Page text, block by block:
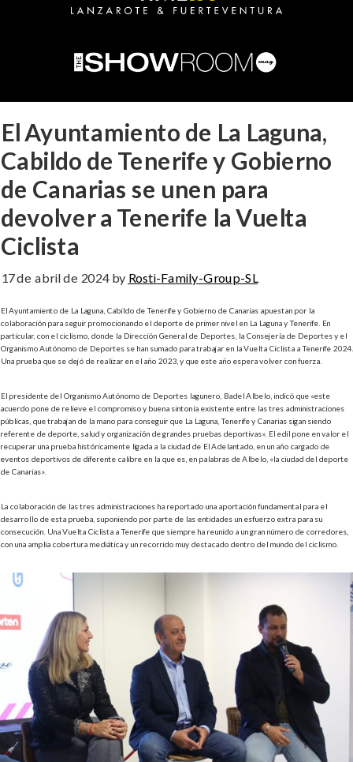
El Ayuntamiento de La Laguna,
Cabildo de Tenerife y Gobierno
de Canarias se unen para
devolver a Tenerife la Vuelta
Ciclista
17 de abril de 2024by Rosti-Family-Group-SL
El Ayuntamiento de La Laguna, Cabildo de Tenerife y Gobierno de Canarias apuestan por la
colaboración para seguir promocionando el deporte de primer nivel en La Laguna y Tenerife. En
particular, con el ciclismo, donde la Dirección General de Deportes, la Consejería de Deportes y el
Organismo Autónomo de Deportes se han sumado para trabajar en la Vuelta Ciclista a Tenerife 2024.
Una prueba que se dejó de realizar en el año 2023, y que este año espera volver con fuerza.
El presidente del Organismo Autónomo de Deportes lagunero, Badel Albelo, indicó que «este
acuerdo pone de relieve el compromiso y buena sintonía existente entre las tres administraciones
públicas, que trabajan de la mano para conseguir que La Laguna, Tenerife y Canarias sigan siendo
referente de deporte, salud y organización de grandes pruebas deportivas». El edil pone en valor el
recuperar una prueba históricamente ligada a la ciudad de El Adelantado, en un año cargado de
eventos deportivos de diferente calibre en la que es, en palabras de Albelo, «la ciudad del deporte
de Canarias».
La colaboración de las tres administraciones ha reportado una aportación fundamental para el
desarrollo de esta prueba, suponiendo por parte de las entidades un esfuerzo extra para su
consecución. Una Vuelta Ciclista a Tenerife que siempre ha reunido a un gran número de corredores,
con una amplia cobertura mediática y un recorrido muy destacado dentro del mundo del ciclismo.